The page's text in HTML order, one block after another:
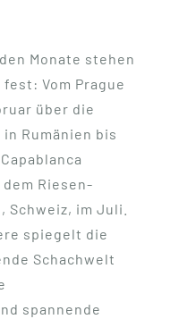
Monate stehen
Vom Prague
über die
Rumänien bis
Riesen-
Schweiz, im Juli.
spiegelt die
Schachwelt
spannende